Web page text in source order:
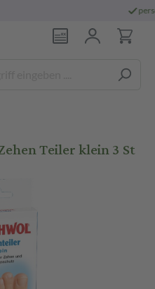
Teiler klein 3 St